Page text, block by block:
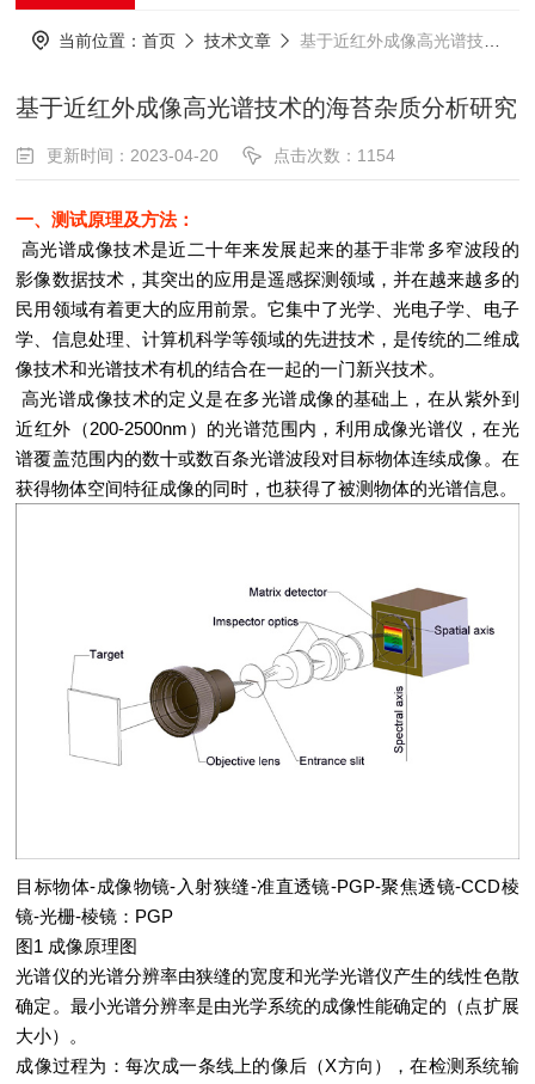
当前位置：首页 技术文章 基于近红外成像高光谱技术的海苔杂质分析研究
基于近红外成像高光谱技术的海苔杂质分析研究
更新时间：2023-04-20 点击次数：1154
一、测试原理及方法：
高光谱成像技术是近二十年来发展起来的基于非常多窄波段的
影像数据技术，其突出的应用是遥感探测领域，并在越来越多的
民用领域有着更大的应用前景。它集中了光学、光电子学、电子
学、信息处理、计算机科学等领域的先进技术，是传统的二维成
像技术和光谱技术有机的结合在一起的一门新兴技术。
高光谱成像技术的定义是在多光谱成像的基础上，在从紫外到
近红外（200-2500nm）的光谱范围内，利用成像光谱仪，在光
谱覆盖范围内的数十或数百条光谱波段对目标物体连续成像。在
获得物体空间特征成像的同时，也获得了被测物体的光谱信息。
目标物体-成像物镜-入射狭缝-准直透镜-PGP-聚焦透镜-CCD棱
镜-光栅-棱镜：PGP
图1 成像原理图
光谱仪的光谱分辨率由狭缝的宽度和光学光谱仪产生的线性色散
确定。最小光谱分辨率是由光学系统的成像性能确定的（点扩展
大小）。
成像过程为：每次成一条线上的像后（X方向），在检测系统输